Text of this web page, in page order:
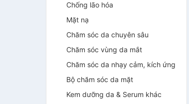
Chống lão hóa
Mặt nạ
Chăm sóc da chuyên sâu
Chăm sóc vùng da mắt
Chăm sóc da nhạy cảm, kích ứng
Bộ chăm sóc da mặt
Kem dưỡng da & Serum khác